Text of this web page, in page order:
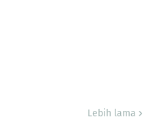
Lebih lama